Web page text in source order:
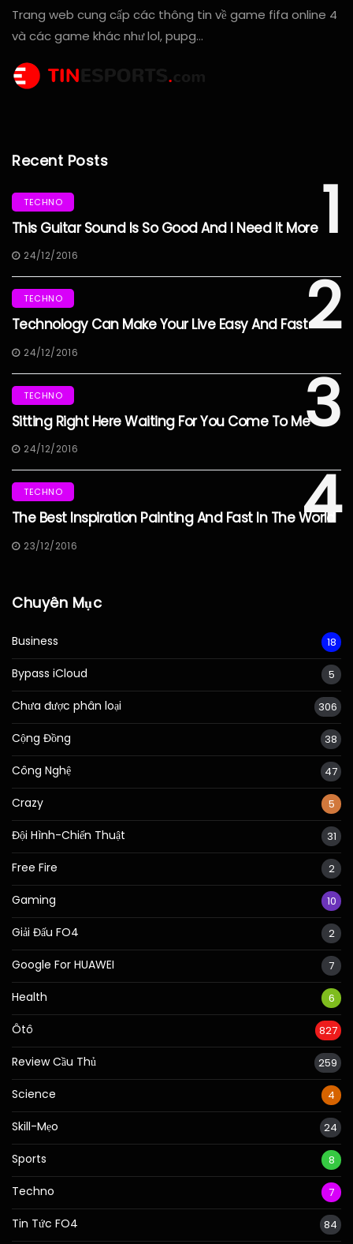
Trang web cung cấp các thông tin về game fifa online 4
và các game khác như lol, pupg…
Recent Posts
1
TECHNO
This Guitar Sound Is So Good And I Need It More
24/12/2016
2
TECHNO
Technology Can Make Your Live Easy And Fast
24/12/2016
3
TECHNO
Sitting Right Here Waiting For You Come To Me
24/12/2016
4
TECHNO
The Best Inspiration Painting And Fast In The World
23/12/2016
Chuyên Mục
Business 18
Bypass iCloud 5
Chưa được phân loại 306
Cộng Đồng 38
Công Nghệ 47
Crazy 5
Đội Hình-Chiến Thuật 31
Free Fire 2
Gaming 10
Giải Đấu FO4 2
Google For HUAWEI 7
Health 6
Ôtô 827
Review Cầu Thủ 259
Science 4
Skill-Mẹo 24
Sports 8
Techno 7
Tin Tức FO4 84